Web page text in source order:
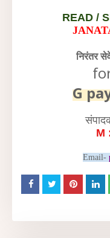
READ /
निरंतर
G
M
Email-